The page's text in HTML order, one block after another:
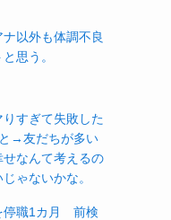
以外も体調不良
思う。
すぎて失敗した
→友だちが多い
なんて考えるの
ゃないかな。
停職1カ月 前検